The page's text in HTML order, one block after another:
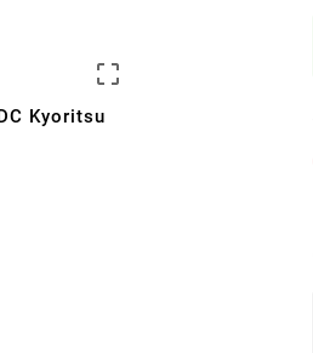

Kyoritsu